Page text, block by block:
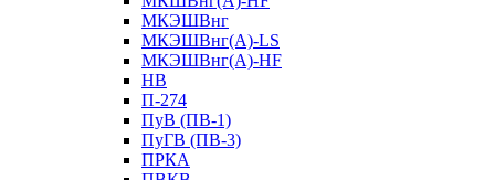
МКЭШВнг
МКЭШВнг(А)-LS
МКЭШВнг(А)-HF
НВ
П-274
ПуВ (ПВ-1)
ПуГВ (ПВ-3)
ПРКА